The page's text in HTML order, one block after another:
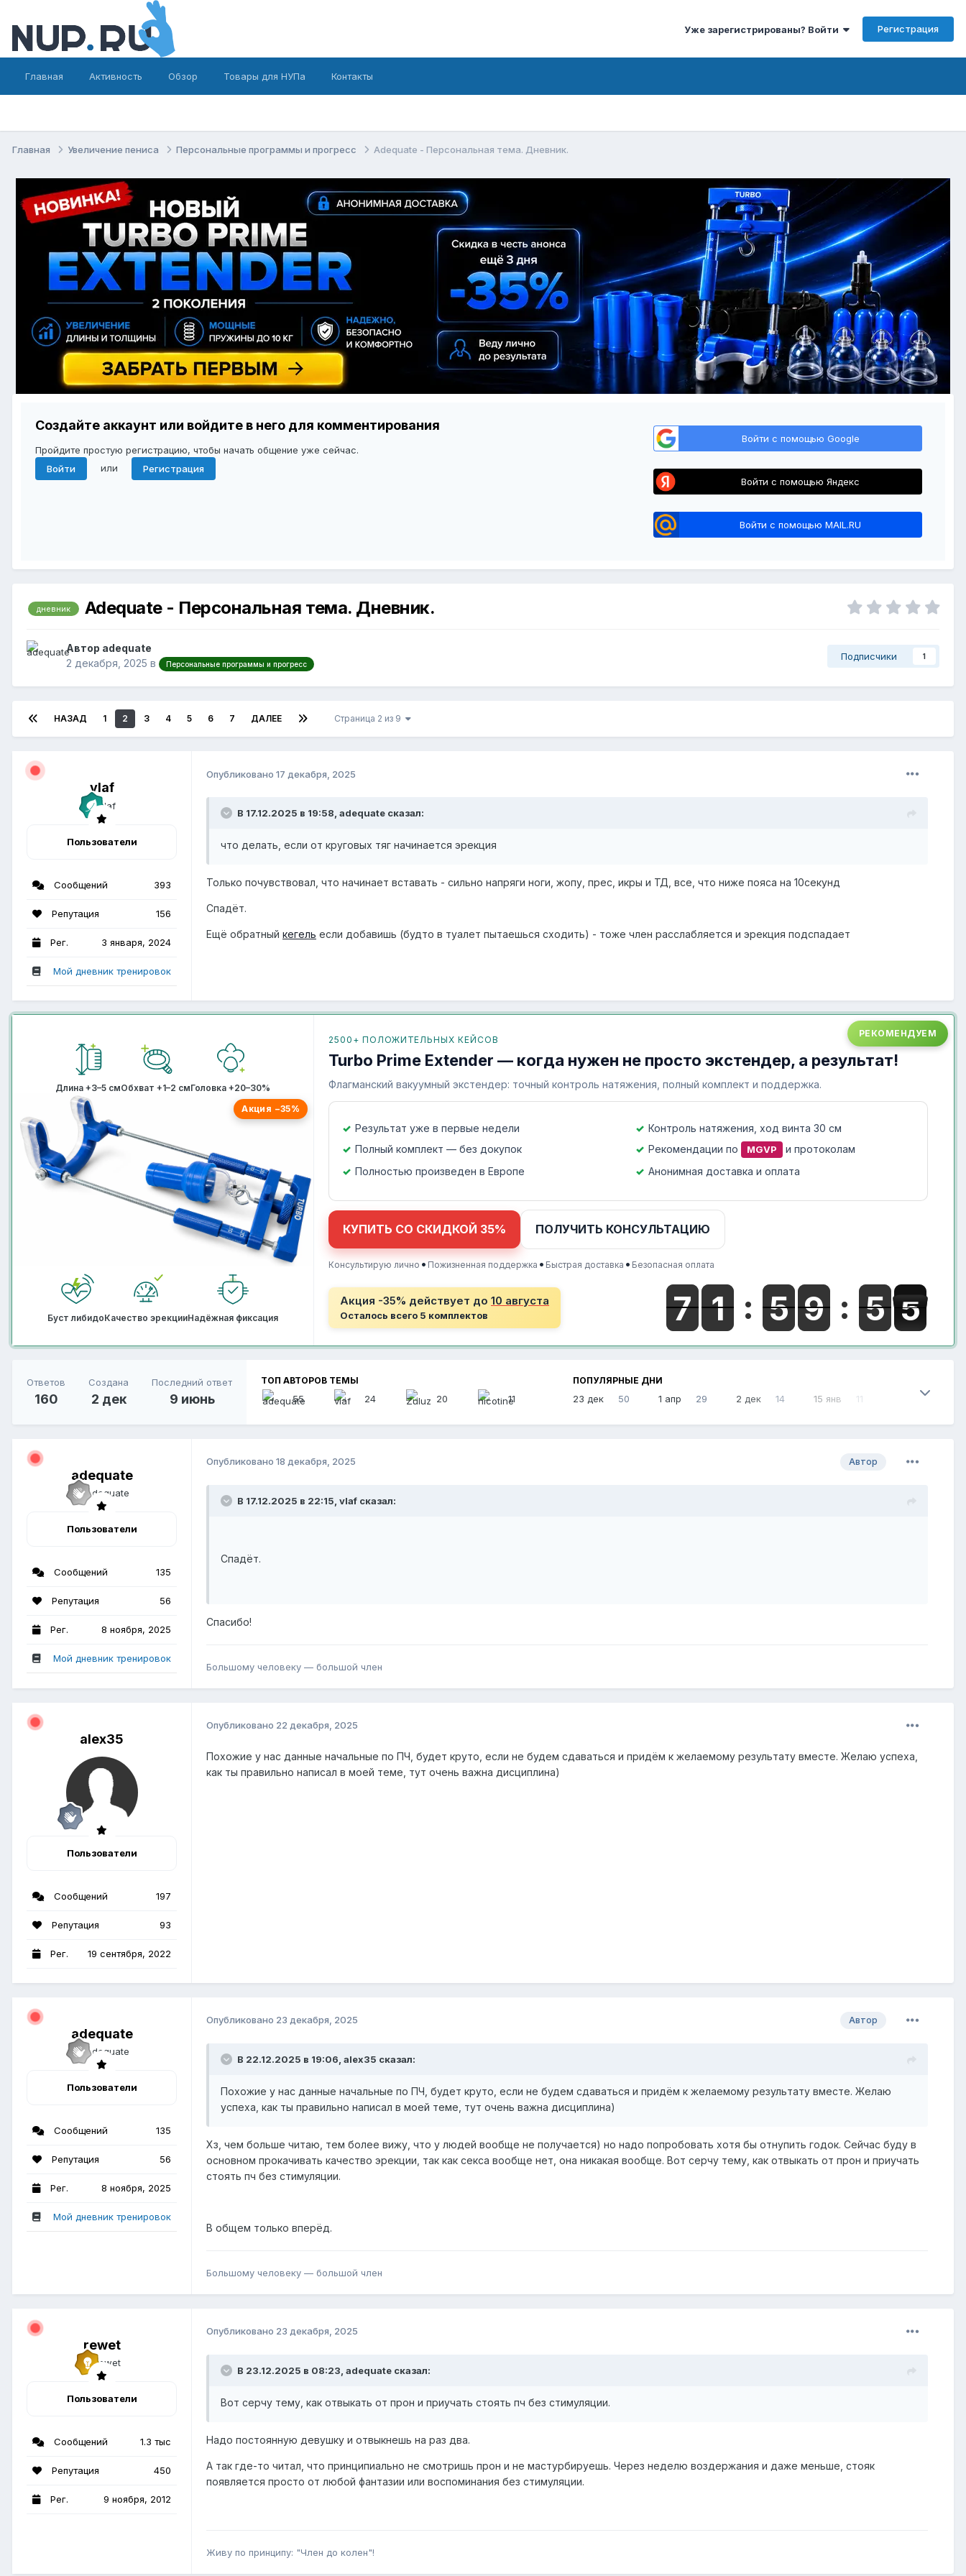
Уже зарегистрированы? Войти Регистрация
Главная Активность Обзор Товары для НУПа Контакты
Главная Увеличение пениса Персональные программы и прогресс Adequate - Персональная тема. Дневник.
Создайте аккаунт или войдите в него для комментирования
Пройдите простую регистрацию, чтобы начать общение уже сейчас.
Войти
или Регистрация
Войти с помощью Google
Войти с помощью Яндекс
Войти с помощью MAIL.RU
дневник Adequate - Персональная тема. Дневник.
Автор adequate
2 декабря, 2025 в Персональные программы и прогресс
Подписчики 1
НАЗАД 1 2 3 4 5 6 7 ДАЛЕЕ Страница 2 из 9
vlaf
Пользователи
Сообщений 393
Репутация 156
Рег. 3 января, 2024
Мой дневник тренировок
Опубликовано 17 декабря, 2025
В 17.12.2025 в 19:58, adequate сказал:
что делать, если от круговых тяг начинается эрекция
Только почувствовал, что начинает вставать - сильно напряги ноги, жопу, прес, икры и ТД, все, что ниже пояса на 10секунд
Спадёт.
Ещё обратный кегель если добавишь (будто в туалет пытаешься сходить) - тоже член расслабляется и эрекция подспадает
Длина +3–5 смОбхват +1–2 смГоловка +20–30%
Акция −35%
Буст либидоКачество эрекцииНадёжная фиксация
РЕКОМЕНДУЕМ
2500+ ПОЛОЖИТЕЛЬНЫХ КЕЙСОВ
Turbo Prime Extender — когда нужен не просто экстендер, а результат!
Флагманский вакуумный экстендер: точный контроль натяжения, полный комплект и поддержка.
Результат уже в первые недели
Контроль натяжения, ход винта 30 см
Полный комплект — без докупок
Рекомендации по MGVP
и протоколам
Полностью произведен в Европе
Анонимная доставка и оплата
КУПИТЬ СО СКИДКОЙ 35% ПОЛУЧИТЬ КОНСУЛЬТАЦИЮ
Консультирую лично • Пожизненная поддержка • Быстрая доставка • Безопасная оплата
Акция -35% действует до 10 августа
Осталось всего 5 комплектов
Ответов
160
Создана
2 дек
Последний ответ
9 июнь
ТОП АВТОРОВ ТЕМЫ
55 24 20 11
ПОПУЛЯРНЫЕ ДНИ
23 дек 50 1 апр 29 2 дек 14 15 янв 11
adequate
Пользователи
Сообщений 135
Репутация 56
Рег. 8 ноября, 2025
Мой дневник тренировок
Автор
Опубликовано 18 декабря, 2025
В 17.12.2025 в 22:15, vlaf сказал:
Спадёт.
Спасибо!
Большому человеку — большой член
alex35
Пользователи
Сообщений 197
Репутация 93
Рег. 19 сентября, 2022
Опубликовано 22 декабря, 2025
Похожие у нас данные начальные по ПЧ, будет круто, если не будем сдаваться и придём к желаемому результату вместе. Желаю успеха,
как ты правильно написал в моей теме, тут очень важна дисциплина)
adequate
Пользователи
Сообщений 135
Репутация 56
Рег. 8 ноября, 2025
Мой дневник тренировок
Автор
Опубликовано 23 декабря, 2025
В 22.12.2025 в 19:06, alex35 сказал:
Похожие у нас данные начальные по ПЧ, будет круто, если не будем сдаваться и придём к желаемому результату вместе. Желаю
успеха, как ты правильно написал в моей теме, тут очень важна дисциплина)
Хз, чем больше читаю, тем более вижу, что у людей вообще не получается) но надо попробовать хотя бы отнупить годок. Сейчас буду в
основном прокачивать качество эрекции, так как секса вообще нет, она никакая вообще. Вот серчу тему, как отвыкать от прон и приучать
стоять пч без стимуляции.
В общем только вперёд.
Большому человеку — большой член
rewet
Пользователи
Сообщений 1.3 тыс
Репутация 450
Рег. 9 ноября, 2012
Опубликовано 23 декабря, 2025
В 23.12.2025 в 08:23, adequate сказал:
Вот серчу тему, как отвыкать от прон и приучать стоять пч без стимуляции.
Надо постоянную девушку и отвыкнешь на раз два.
А так где-то читал, что принципиально не смотришь прон и не мастурбируешь. Через неделю воздержания и даже меньше, стояк
появляется просто от любой фантазии или воспоминания без стимуляции.
Живу по принципу: "Член до колен"!